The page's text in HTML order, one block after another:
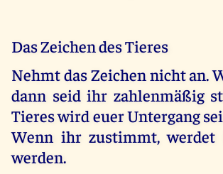
Das Zeichen des Tieres
Nehmt das Zeichen nicht an.
dann seid ihr zahlenmäßig
Tieres wird euer Untergang
Wenn ihr zustimmt,
werden.